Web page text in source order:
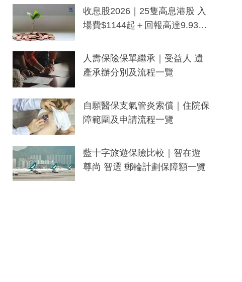
一度被誤當詐騙手段
收息股2026｜25隻高息港股 入
場費$1144起＋回報高達9.93
人壽保險保單繼承｜受益人 遺
產承辦分別及流程一覽
自願醫保支氣管炎索償｜住院保
障範圍及申請流程一覽
藍十字旅遊保險比較｜智在遊
尊尚 智選 郵輪計劃保障額一覽